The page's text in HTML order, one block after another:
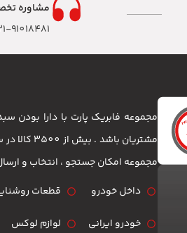
مشاوره
۰۲۱-
مجموعه فابریک پارت با دارا بودن
مشتریان
مجموعه امکان جستجو ، انتخاب و
داخل خودرو
خودرو ایرانی
قطعات
لوازم لوکس